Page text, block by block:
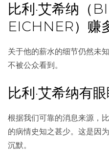
比利·艾希纳（
EICHNER）赚
关于他的薪水的细节仍然未
不被公众看到。
比利·艾希纳有
根据我们可靠的消息来源，
的病情史知之甚少。这是因
沉默。